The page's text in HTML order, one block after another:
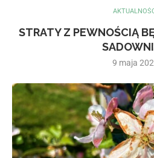
STRATY Z PEWNOŚCIĄ
9 maja